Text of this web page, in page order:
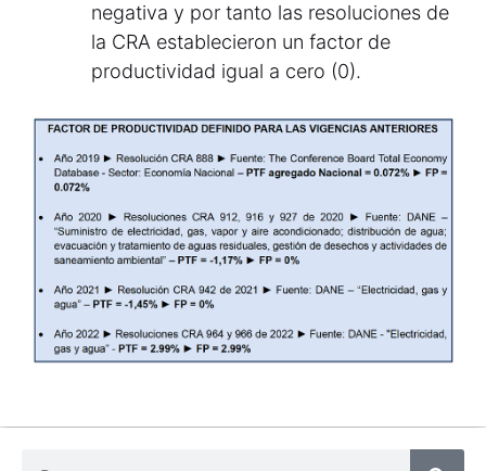
negativa y por tanto las resoluciones de
la CRA establecieron un factor de
productividad igual a cero (0).